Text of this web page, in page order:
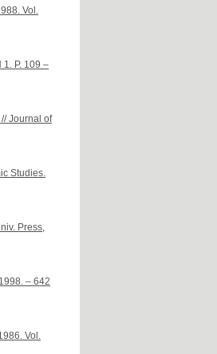
Vol.
P. 109 –
Journal of
Studies.
Press,
– 642
Vol.